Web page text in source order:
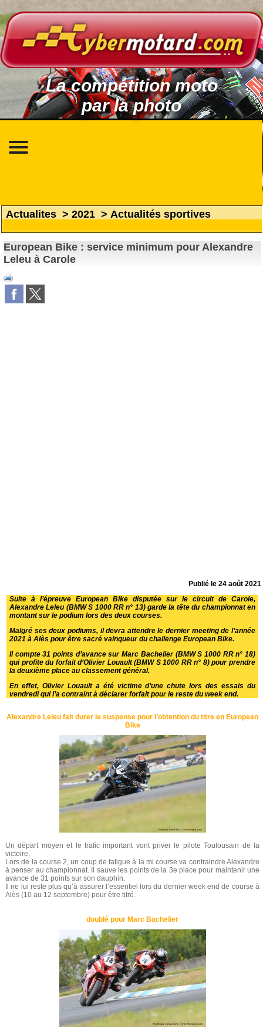
La compétition moto
par la photo
Actualites > 2021 > Actualités sportives
European Bike : service minimum pour Alexandre
Leleu à Carole
Publié le24 août 2021
Suite à l’épreuve European Bike disputée sur le circuit de Carole,
Alexandre Leleu (BMW S 1000 RR n° 13) garde la tête du championnat en
montant sur le podium lors des deux courses.
Malgré ses deux podiums, il devra attendre le dernier meeting de l’année
2021 à Alès pour être sacré vainqueur du challenge European Bike.
Il compte 31 points d’avance sur Marc Bachelier (BMW S 1000 RR n° 18)
qui profite du forfait d’Olivier Louault (BMW S 1000 RR n° 8) pour prendre
la deuxième place au classement général.
En effet, Olivier Louault a été victime d’une chute lors des essais du
vendredi qui l’a contraint à déclarer forfait pour le reste du week end.
Alexandre Leleu fait durer le suspense pour l’obtention du titre en European
Bike
Un départ moyen et le trafic important vont priver le pilote Toulousain de la
victoire.
Lors de la course 2, un coup de fatigue à la mi course va contraindre Alexandre
à penser au championnat. Il sauve les points de la 3e place pour maintenir une
avance de 31 points sur son dauphin.
Il ne lui reste plus qu’à assurer l’essentiel lors du dernier week end de course à
Alès (10 au 12 septembre) pour être titré.
doublé pour Marc Bachelier